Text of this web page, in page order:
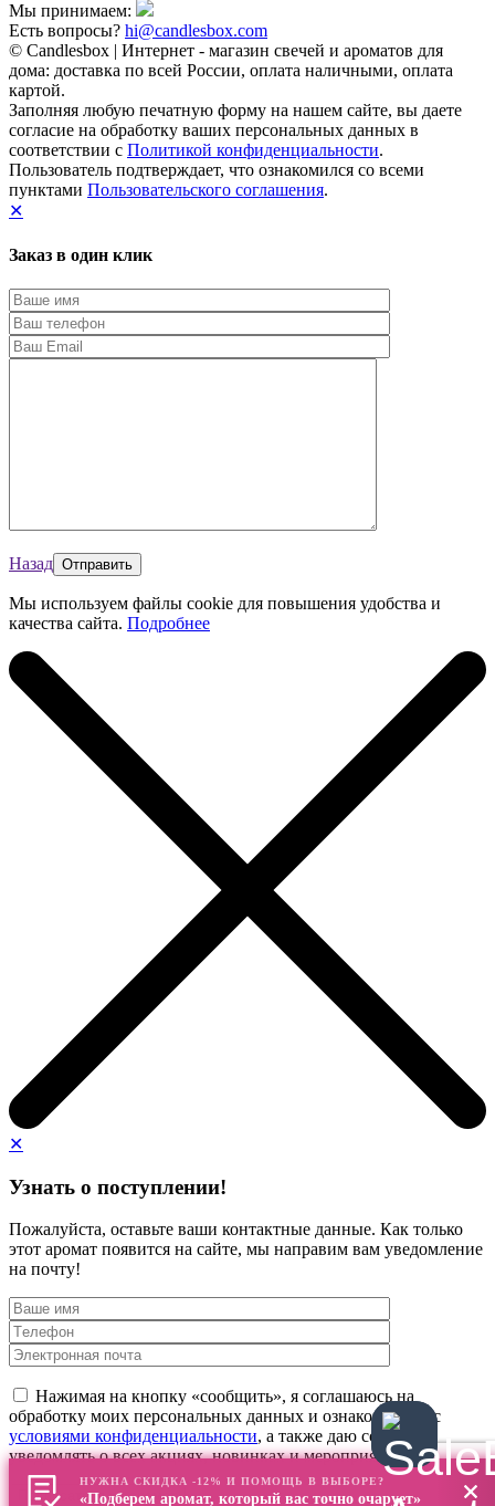
Мы принимаем:
Есть вопросы? hi@candlesbox.com
© Candlesbox | Интернет - магазин свечей и ароматов для
дома: доставка по всей России, оплата наличными, оплата
картой.
Заполняя любую печатную форму на нашем сайте, вы даете
согласие на обработку ваших персональных данных в
соответствии с Политикой конфиденциальности.
Пользователь подтверждает, что ознакомился со всеми
пунктами Пользовательского соглашения.
✕
Заказ в один клик
Назад
Мы используем файлы cookie для повышения удобства и
качества сайта. Подробнее
✕
Узнать о поступлении!
Пожалуйста, оставьте ваши контактные данные. Как только
этот аромат появится на сайте, мы направим вам уведомление
на почту!
Нажимая на кнопку «сообщить», я соглашаюсь на
обработку моих персональных данных и ознакомлен(а) с
условиями конфиденциальности, а также даю согласие
уведомлять о всех акциях, новинках и мероприятиях
НУЖНА СКИДКА -12% И ПОМОЩЬ В ВЫБОРЕ?
«Подберем аромат, который вас точно очарует»